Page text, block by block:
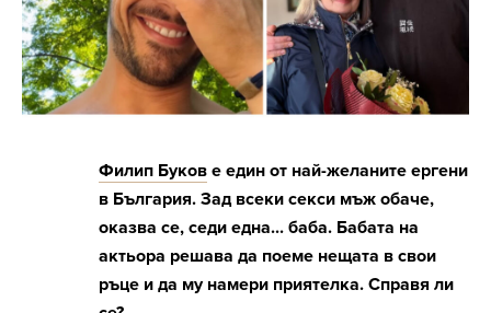
Филип Буков е един от най-желаните ергени
в България. Зад всеки секси мъж обаче,
оказва се, седи една... баба. Бабата на
актьора решава да поеме нещата в свои
ръце и да му намери приятелка. Справя ли